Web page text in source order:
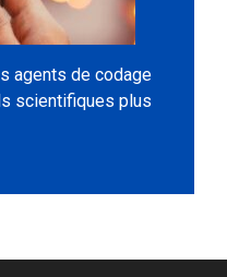
agents de codage
scientifiques plus